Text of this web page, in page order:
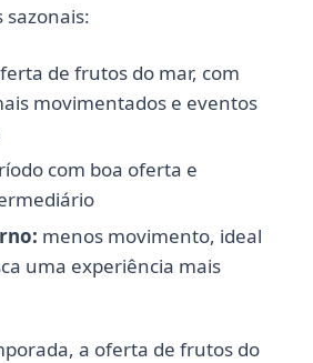
sazonais:
de frutos do mar, com
movimentados e eventos
com boa oferta e
menos movimento, ideal
uma experiência mais
a oferta de frutos do